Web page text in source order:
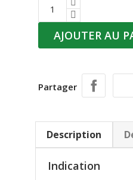
AJOUTER AU
Partager
Description
Indication